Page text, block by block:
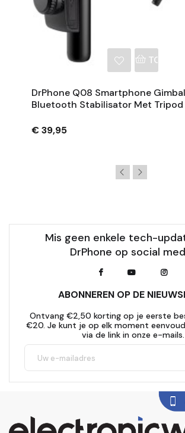
DrPhone Q08 Smartphone
Bluetooth Stabilisator Met Tripod
€ 39,95
Mis geen enkele tech-
DrPhone op social
ABONNEREN OP DE
Ontvang €2,50 korting op je eerste
€20. Je kunt je op elk moment
via de link in onze e-mails.